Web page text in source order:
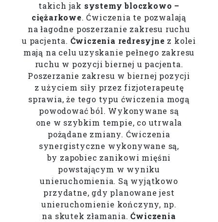
takich jak systemy bloczkowo –
ciężarkowe. Ćwiczenia te pozwalają
na łagodne poszerzanie zakresu ruchu
u pacjenta. Ćwiczenia redresyjne z kolei
mają na celu uzyskanie pełnego zakresu
ruchu w pozycji biernej u pacjenta.
Poszerzanie zakresu w biernej pozycji
z użyciem siły przez fizjoterapeutę
sprawia, że tego typu ćwiczenia mogą
powodować ból. Wykonywane są
one w szybkim tempie, co utrwala
pożądane zmiany. Ćwiczenia
synergistyczne wykonywane są,
by zapobiec zanikowi mięśni
powstającym w wyniku
unieruchomienia. Są wyjątkowo
przydatne, gdy planowane jest
unieruchomienie kończyny, np.
na skutek złamania.Ćwiczenia